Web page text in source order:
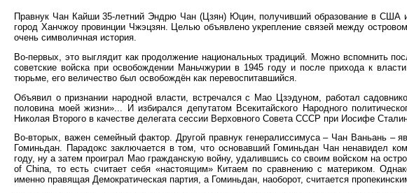
Правнук Чан Кайши 35-летний Эндрю Чан (Цзян) Юцин, получивший образование в США
город Ханчжоу провинции Чжэцзян. Целью объявлено укрепление связей между
очень символичная история.
Во-первых, это выглядит как продолжение национальных традиций. Можно вспомнить
советские войска при освобождении Маньчжурии в 1945 году и после прихода к
тюрьме, его величество был освобождён как перевоспитавшийся.
Объявил о признании народной власти, встречался с Мао Цзэдуном, работал
половина моей жизни»... И избирался депутатом Всекитайского Народного
Николая Второго в качестве делегата сессии Верховного Совета СССР при Иосифе
Во-вторых, важен семейный фактор. Другой правнук генералиссимуса – Чан Ваньань –
Гоминьдан. Парадокс заключается в том, что основавший Гоминьдан Чан ненавидел
году, ну а затем проиграл Мао гражданскую войну, удалившись со своим войском на
of China, то есть считает себя «настоящим» Китаем по сравнению с материком.
именно правящая Демократическая партия, а Гоминьдан, наоборот, считается